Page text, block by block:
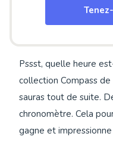
Pssst, quelle heure
collection Compass
sauras tout de suite.
chronomètre. Cela
gagne et